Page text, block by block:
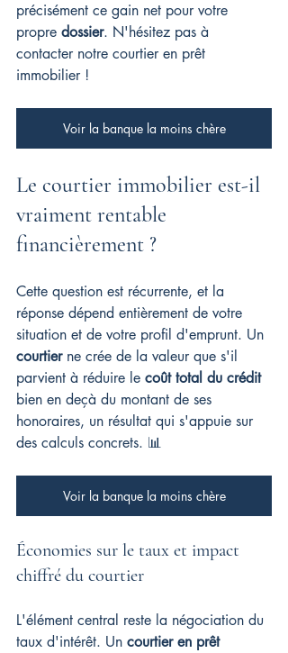
précisément ce gain net pour votre
propre dossier. N'hésitez pas à
contacter notre courtier en prêt
immobilier !
Voir la banque la moins chère
Le courtier immobilier est-il
vraiment rentable
financièrement ?
Cette question est récurrente, et la
réponse dépend entièrement de votre
situation et de votre profil d'emprunt. Un
courtier ne crée de la valeur que s'il
parvient à réduire le coût total du crédit
bien en deçà du montant de ses
honoraires, un résultat qui s'appuie sur
des calculs concrets. 📊
Voir la banque la moins chère
Économies sur le taux et impact
chiffré du courtier
L'élément central reste la négociation du
taux d'intérêt. Un courtier en prêt